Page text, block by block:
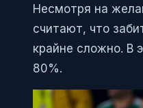
Несмотря на
считают, что
крайне сложно. В
80%.